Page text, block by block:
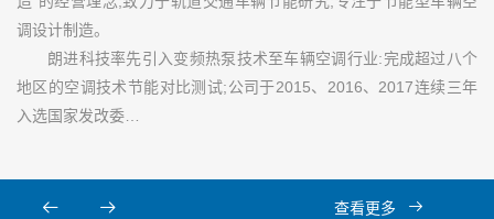
调设计制造。
朗进科技率先引入变频热泵技术至车辆空调行业:完成超过八个
地区的空调技术节能对比测试;公司于2015、2016、2017连续三年
入选国家发改委…
查看更多